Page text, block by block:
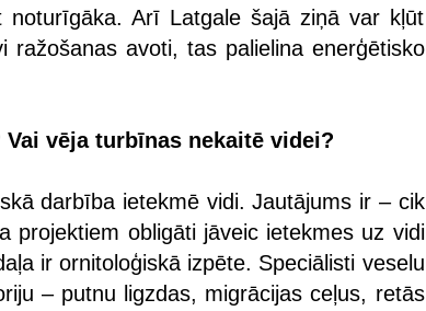
noturīgāka. Arī Latgale šajā ziņā var kļūt
ražošanas avoti, tas palielina enerģētisko
vēja turbīnas nekaitē videi?
darbība ietekmē vidi. Jautājums ir – cik
projektiem obligāti jāveic ietekmes uz vidi
ir ornitoloģiskā izpēte. Speciālisti veselu
– putnu ligzdas, migrācijas ceļus, retās